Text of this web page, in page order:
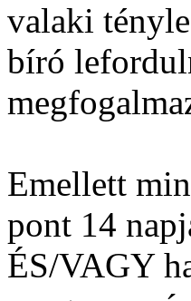
valaki
bíró
Emellett
pont 14
ÉS/VAGY